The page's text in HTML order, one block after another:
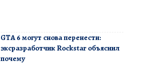
GTA 6 могут снова перенести:
эксразработчик Rockstar объяснил
почему